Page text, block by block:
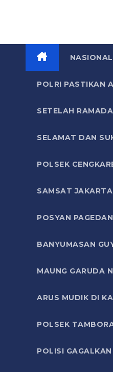
NASIONAL
POLRI PASTIKAN
SETELAH
SELAMAT DAN
POLSEK
SAMSAT
POSYAN
BANYUMASAN
MAUNG GARUDA
ARUS MUDIK DI
POLSEK
POLISI